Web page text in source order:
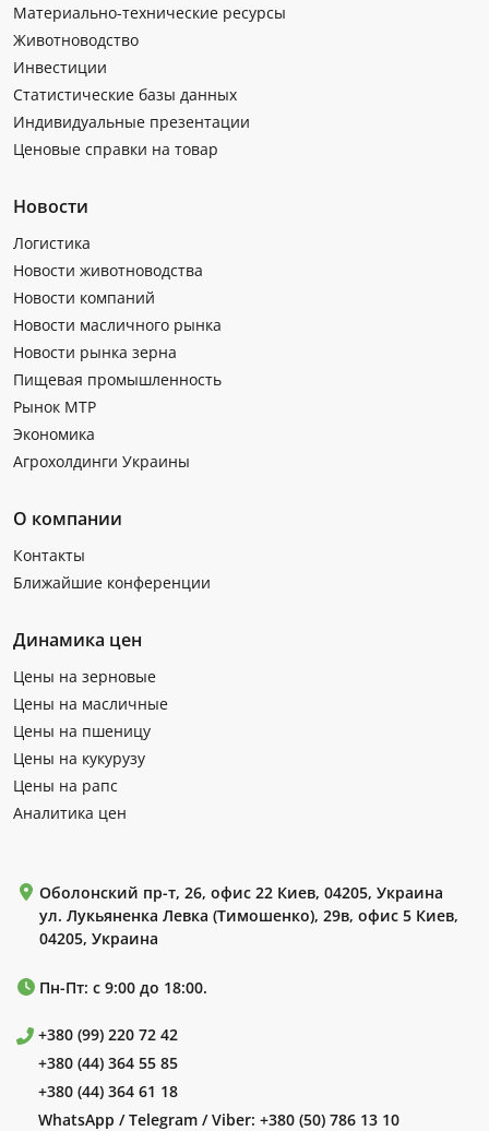
Материально-технические ресурсы
Животноводство
Инвестиции
Статистические базы данных
Индивидуальные презентации
Ценовые справки на товар
Новости
Логистика
Новости животноводства
Новости компаний
Новости масличного рынка
Новости рынка зерна
Пищевая промышленность
Рынок МТР
Экономика
Агрохолдинги Украины
О компании
Контакты
Ближайшие конференции
Динамика цен
Цены на зерновые
Цены на масличные
Цены на пшеницу
Цены на кукурузу
Цены на рапс
Аналитика цен
Оболонский пр-т, 26, офис 22 Киев, 04205, Украина
ул. Лукьяненка Левка (Тимошенко), 29в, офис 5 Киев,
04205, Украина
Пн-Пт: с 9:00 до 18:00.
+380 (99) 220 72 42
+380 (44) 364 55 85
+380 (44) 364 61 18
WhatsApp / Telegram / Viber: +380 (50) 786 13 10